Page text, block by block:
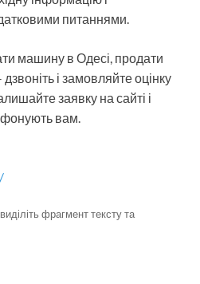
питаннями.
машину в Одесі, продати
і замовляйте оцінку
заявку на сайті і
вам.
фрагмент тексту та